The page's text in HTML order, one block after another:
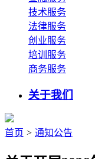
技术服务
法律服务
创业服务
培训服务
商务服务
关于我们
首页 > 通知公告